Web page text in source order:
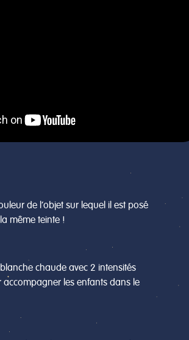
de l’objet sur lequel il est posé
même teinte !
chaude avec 2 intensités
accompagner les enfants dans le